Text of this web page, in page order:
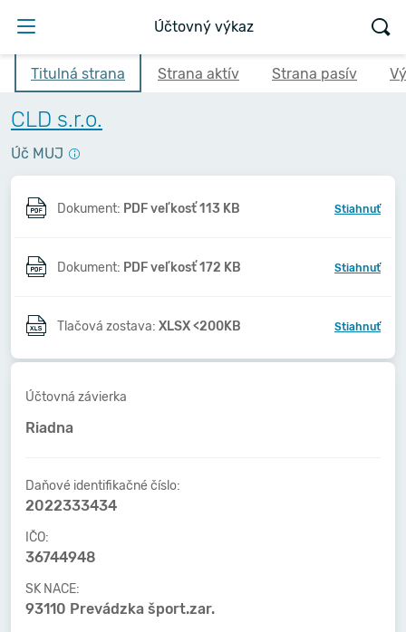
Účtovný výkaz
Titulná strana Strana aktív Strana pasív
CLD s.r.o.
Úč MUJ
Dokument: PDF veľkosť 113 KB Stiahnuť
Dokument: PDF veľkosť 172 KB Stiahnuť
Tlačová zostava: XLSX <200KB Stiahnuť
Účtovná závierka
Riadna
Daňové identifikačné číslo:
2022333434
IČO:
36744948
SK NACE:
93110 Prevádzka šport.zar.